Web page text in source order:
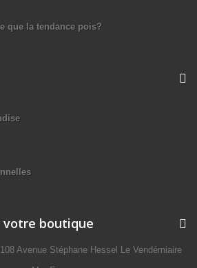
que la tendance pois?
boutique
Avenue Stéphane Hessel Le Vendémiaire